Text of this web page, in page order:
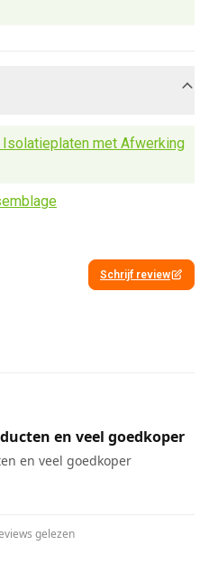
met Afwerking
Schrijf review
en veel goedkoper
en veel goedkoper
gelezen